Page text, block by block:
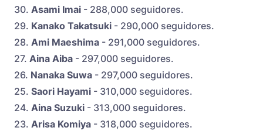
30. Asami Imai - 288,000 seguidores.
29. Kanako Takatsuki - 290,000 seguidores.
28. Ami Maeshima - 291,000 seguidores.
27. Aina Aiba - 297,000 seguidores.
26. Nanaka Suwa - 297,000 seguidores.
25. Saori Hayami - 310,000 seguidores.
24. Aina Suzuki - 313,000 seguidores.
23. Arisa Komiya - 318,000 seguidores.